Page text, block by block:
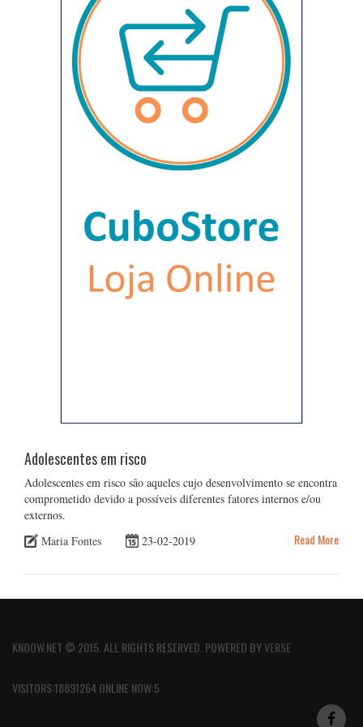
Adolescentes em risco
Adolescentes em risco são aqueles cujo desenvolvimento se encontra
comprometido devido a possíveis diferentes fatores internos e/ou
externos.
Maria Fontes
23-02-2019 Read More
KNOOW.NET © 2015. ALL RIGHTS RESERVED. POWERED BYVERSE
VISITORS:18891264 ONLINE NOW:5